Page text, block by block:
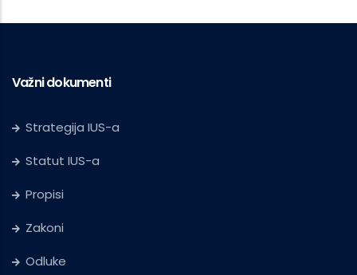
Važni dokumenti
Strategija IUS-a
Statut IUS-a
Propisi
Zakoni
Odluke